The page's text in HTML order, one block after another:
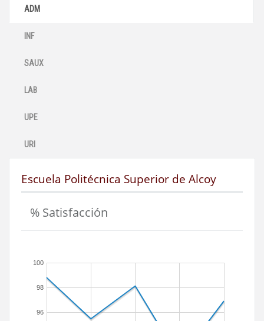
ADM
INF
SAUX
LAB
UPE
URI
Escuela Politécnica Superior de Alcoy
% Satisfacción
96
98
100